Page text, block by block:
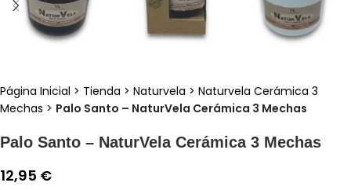
Página Inicial > Tienda > Naturvela > Naturvela Cerámica 3
Mechas > Palo Santo – NaturVela Cerámica 3 Mechas
Palo Santo – NaturVela Cerámica 3 Mechas
12,95 €